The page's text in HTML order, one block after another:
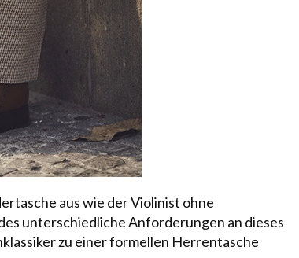
aus wie der Violinist ohne
unterschiedliche Anforderungen an dieses
zu einer formellen Herrentasche